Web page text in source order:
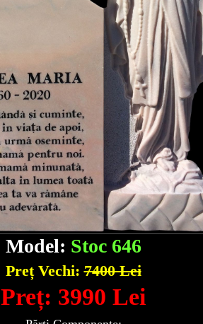
Model: Stoc 646
Preț Vechi:7400 Lei
Preț: 3990 Lei